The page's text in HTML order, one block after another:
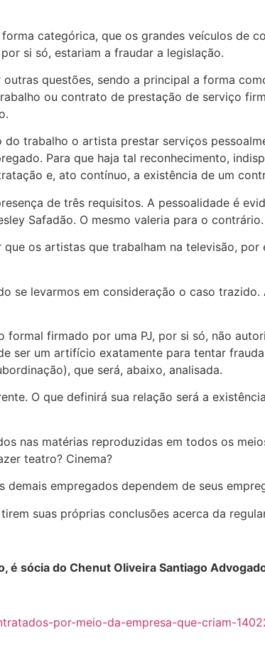
categórica, que os grandes veículos de
si só, estariam a fraudar a legislação.
questões, sendo a principal a forma
ou contrato de prestação de serviço
trabalho o artista prestar serviços
Para que haja tal reconhecimento,
e, ato contínuo, a existência de um
de três requisitos. A pessoalidade é
Safadão. O mesmo valeria para o contrário.
os artistas que trabalham na televisão,
se levarmos em consideração o caso
firmado por uma PJ, por si só, não
ser um artifício exatamente para tentar
que será, abaixo, analisada.
O que definirá sua relação será a
nas matérias reproduzidas em todos os
teatro? Cinema?
empregados dependem de seus
suas próprias conclusões acerca da
é sócia do Chenut Oliveira Santiago
por-meio-da-empresa-que-criam-